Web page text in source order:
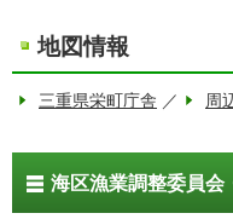
地図情報
三重県栄町庁舎 ／ 周
海区漁業調整委員会